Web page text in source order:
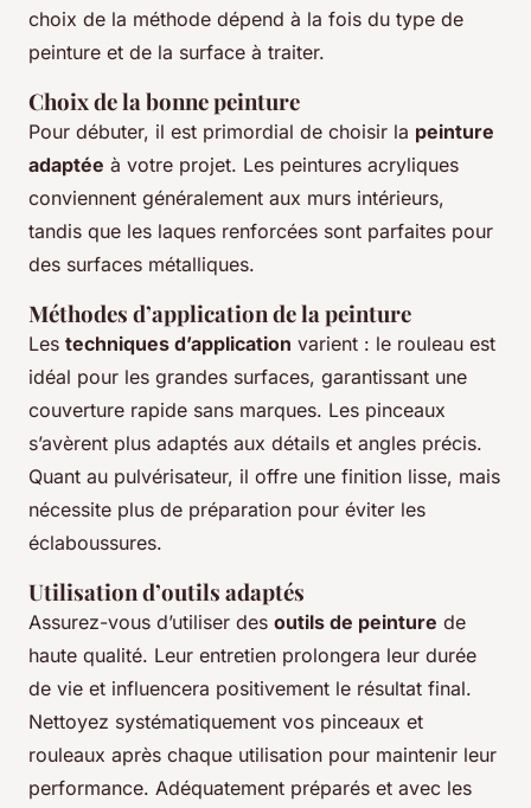
choix de la méthode dépend à la fois du type de
peinture et de la surface à traiter.
Choix de la bonne peinture
Pour débuter, il est primordial de choisir la peinture
adaptée à votre projet. Les peintures acryliques
conviennent généralement aux murs intérieurs,
tandis que les laques renforcées sont parfaites pour
des surfaces métalliques.
Méthodes d’application de la peinture
Les techniques d’application varient : le rouleau est
idéal pour les grandes surfaces, garantissant une
couverture rapide sans marques. Les pinceaux
s’avèrent plus adaptés aux détails et angles précis.
Quant au pulvérisateur, il offre une finition lisse, mais
nécessite plus de préparation pour éviter les
éclaboussures.
Utilisation d’outils adaptés
Assurez-vous d’utiliser des outils de peinture de
haute qualité. Leur entretien prolongera leur durée
de vie et influencera positivement le résultat final.
Nettoyez systématiquement vos pinceaux et
rouleaux après chaque utilisation pour maintenir leur
performance. Adéquatement préparés et avec les